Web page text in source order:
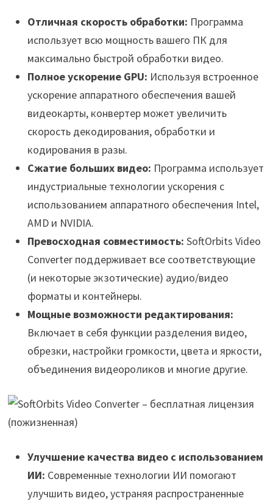
Отличная скорость обработки: Программа
использует всю мощность вашего ПК для
максимально быстрой обработки видео.
Полное ускорение GPU: Используя встроенное
ускорение аппаратного обеспечения вашей
видеокарты, конвертер может увеличить
скорость декодирования, обработки и
кодирования в разы.
Сжатие больших видео: Программа использует
индустриальные технологии ускорения с
использованием аппаратного обеспечения Intel,
AMD и NVIDIA.
Превосходная совместимость: SoftOrbits Video
Converter поддерживает все соответствующие
(и некоторые экзотические) аудио/видео
форматы и контейнеры.
Мощные возможности редактирования:
Включает в себя функции разделения видео,
обрезки, настройки громкости, цвета и яркости,
объединения видеороликов и многие другие.
Улучшение качества видео с использованием
ИИ: Современные технологии ИИ помогают
улучшить видео, устраняя распространенные